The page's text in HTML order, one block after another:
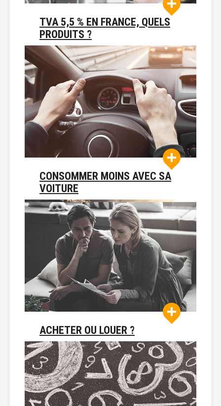
TVA 5,5 % EN FRANCE, QUELS
PRODUITS ?
CONSOMMER MOINS AVEC SA
VOITURE
ACHETER OU LOUER ?